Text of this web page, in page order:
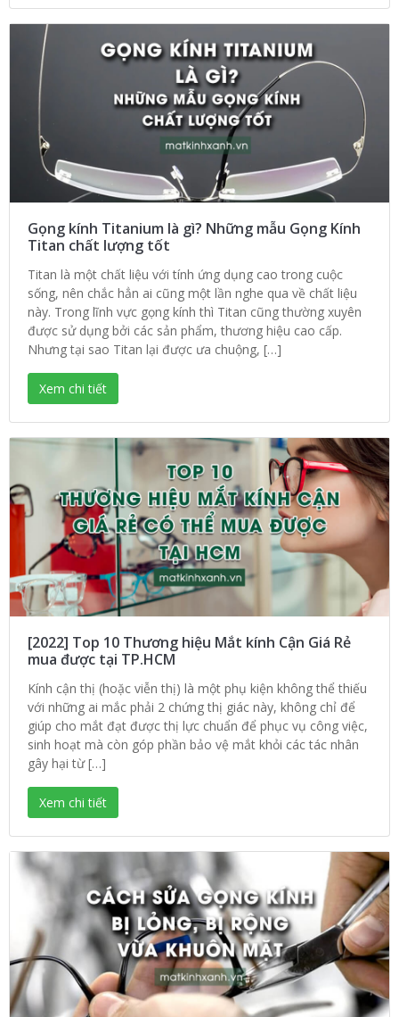
Gọng kính Titanium là gì? Những mẫu Gọng Kính
Titan chất lượng tốt
Titan là một chất liệu với tính ứng dụng cao trong cuộc
sống, nên chắc hẳn ai cũng một lần nghe qua về chất liệu
này. Trong lĩnh vực gọng kính thì Titan cũng thường xuyên
được sử dụng bởi các sản phẩm, thương hiệu cao cấp.
Nhưng tại sao Titan lại được ưa chuộng, […]
Xem chi tiết
[2022] Top 10 Thương hiệu Mắt kính Cận Giá Rẻ
mua được tại TP.HCM
Kính cận thị (hoặc viễn thị) là một phụ kiện không thể thiếu
với những ai mắc phải 2 chứng thị giác này, không chỉ để
giúp cho mắt đạt được thị lực chuẩn để phục vụ công việc,
sinh hoạt mà còn góp phần bảo vệ mắt khỏi các tác nhân
gây hại từ […]
Xem chi tiết